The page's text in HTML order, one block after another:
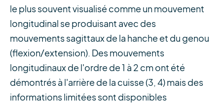
le plus souvent visualisé comme un mouvement
longitudinal se produisant avec des
mouvements sagittaux de la hanche et du genou
(flexion/extension). Des mouvements
longitudinaux de l'ordre de 1 à 2 cm ont été
démontrés à l'arrière de la cuisse (3, 4) mais des
informations limitées sont disponibles